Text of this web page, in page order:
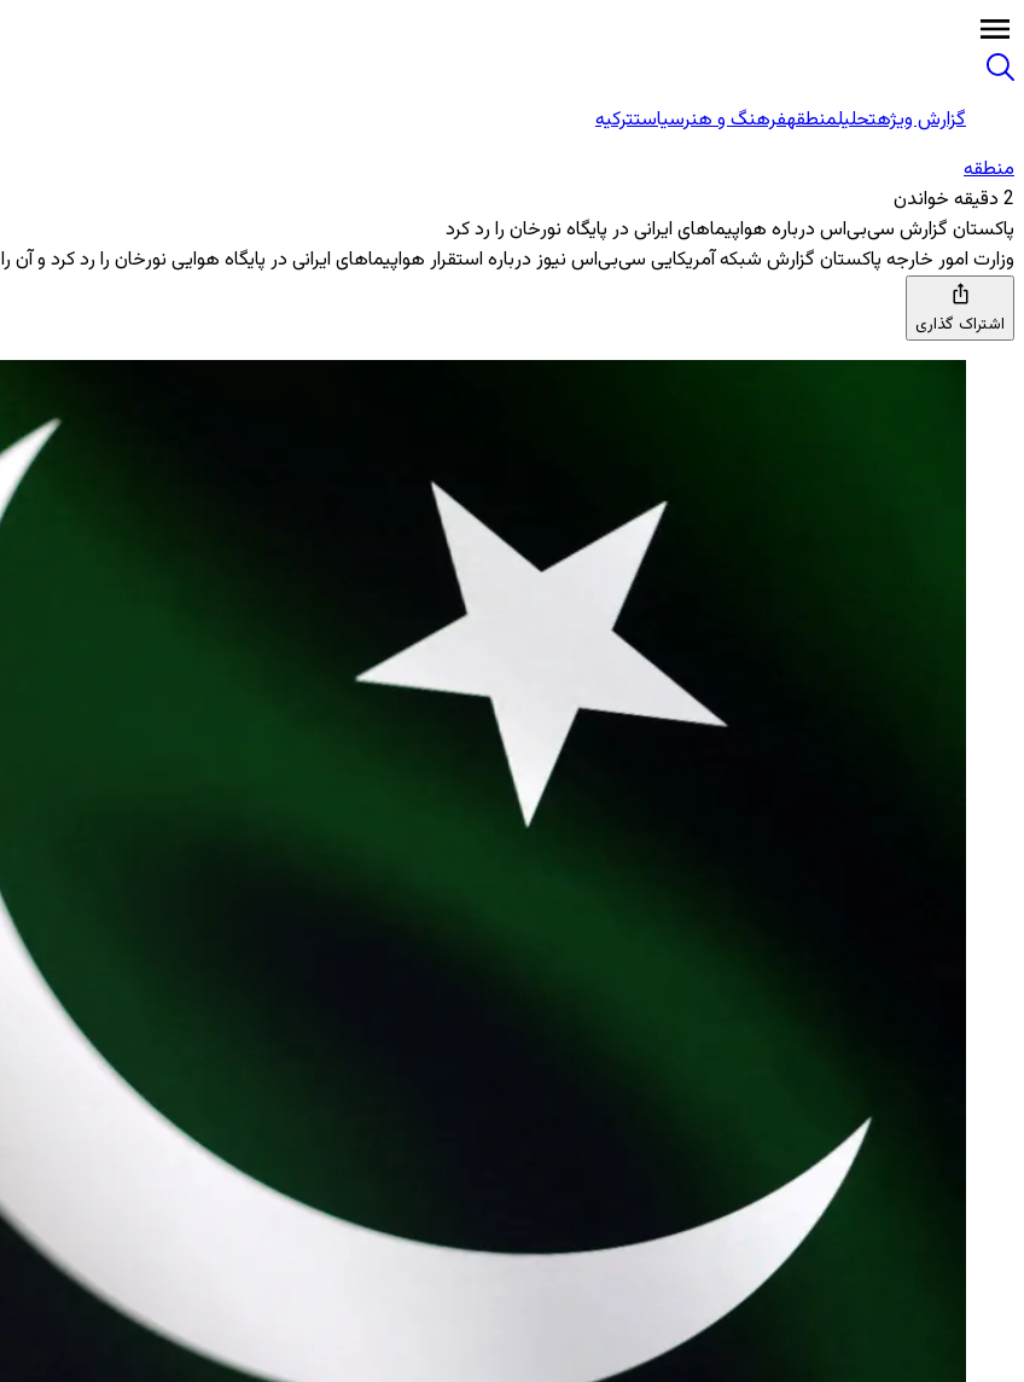
گزارش ویژهتحلیلمنطقهفرهنگ و هنرسیاستترکیه
منطقه‌
2 دقیقه خواندن
پاکستان گزارش سی‌بی‌اس درباره هواپیماهای ایرانی در پایگاه نورخان را رد کرد
وزارت امور خارجه پاکستان گزارش شبکه آمریکایی سی‌بی‌اس نیوز درباره استقرار هواپیماهای ایرانی در پایگاه هوایی نورخان را رد کرد و
اشتراک گذاری